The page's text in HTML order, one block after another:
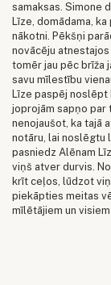
samaksas. Simone
Līze, domādama,
nākotni. Pēkšņi
novācēju
tomēr jau pēc brīža
savu mīlestību
Līze paspēj noslēpt
joprojām sapņo par
nenojaušot, ka tajā
notāru, lai noslēgtu
pasniedz Alēnam
viņš atver durvis.
krīt ceļos, lūdzot
piekāpties meitas
mīlētājiem un